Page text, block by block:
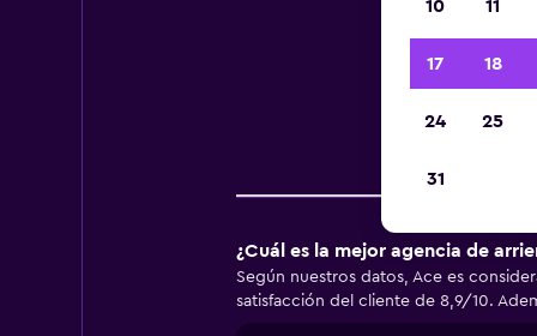
¿Cuál es la mejor agencia de
Según nuestros datos, Ace es
satisfacción del cliente de 8,9/10.
10 11
17 18
24 25
31